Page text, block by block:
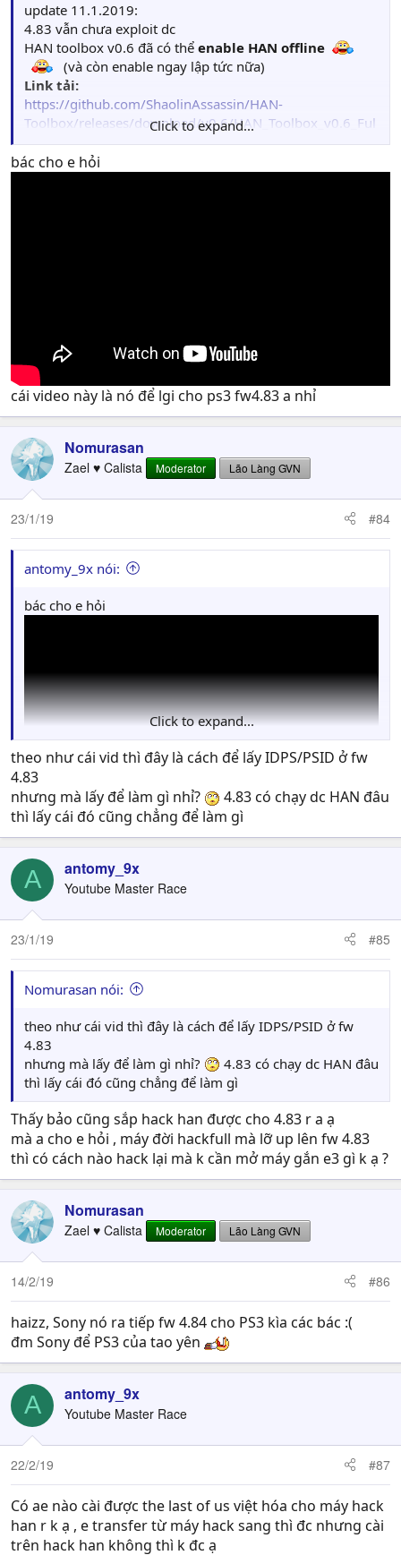
update 11.1.2019:
4.83 vẫn chưa exploit dc
HAN toolbox v0.6 đã có thể enable HAN offline
(và còn enable ngay lập tức nữa)
Link tải:
https://github.com/ShaolinAssassin/HAN-
Toolbox/releases/download/v0.6/HAN_Toolbox_v0.6_Ful
l.pkg
Nguồn:
Click to expand...
bác cho e hỏi
cái video này là nó để lgi cho ps3 fw4.83 a nhỉ
Nomurasan
Zael ♥ Calista Moderator Lão Làng GVN
23/1/19 #84
antomy_9x nói:
bác cho e hỏi
cái video này là nó để lgi cho ps3 fw4.83 a nhỉ
Click to expand...
theo như cái vid thì đây là cách để lấy IDPS/PSID ở fw
4.83
nhưng mà lấy để làm gì nhỉ?
4.83 có chạy dc HAN đâu
thì lấy cái đó cũng chẳng để làm gì
A antomy_9x
Youtube Master Race
23/1/19 #85
Nomurasan nói:
theo như cái vid thì đây là cách để lấy IDPS/PSID ở fw
4.83
nhưng mà lấy để làm gì nhỉ?
4.83 có chạy dc HAN đâu
thì lấy cái đó cũng chẳng để làm gì
Thấy bảo cũng sắp hack han được cho 4.83 r a ạ
mà a cho e hỏi , máy đời hackfull mà lỡ up lên fw 4.83
thì có cách nào hack lại mà k cần mở máy gắn e3 gì k ạ ?
Nomurasan
Zael ♥ Calista Moderator Lão Làng GVN
14/2/19 #86
haizz, Sony nó ra tiếp fw 4.84 cho PS3 kìa các bác :(
đm Sony để PS3 của tao yên
A antomy_9x
Youtube Master Race
22/2/19 #87
Có ae nào cài được the last of us việt hóa cho máy hack
han r k ạ , e transfer từ máy hack sang thì đc nhưng cài
trên hack han không thì k đc ạ